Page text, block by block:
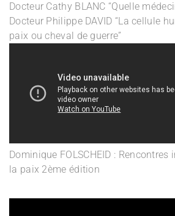
Docteur Cathy BLANC “Quelle
Docteur Philippe DAVID “La cellule
paix ou cheval de guerre”
Dominique FOLSCHEID :
la paix 2ème édition